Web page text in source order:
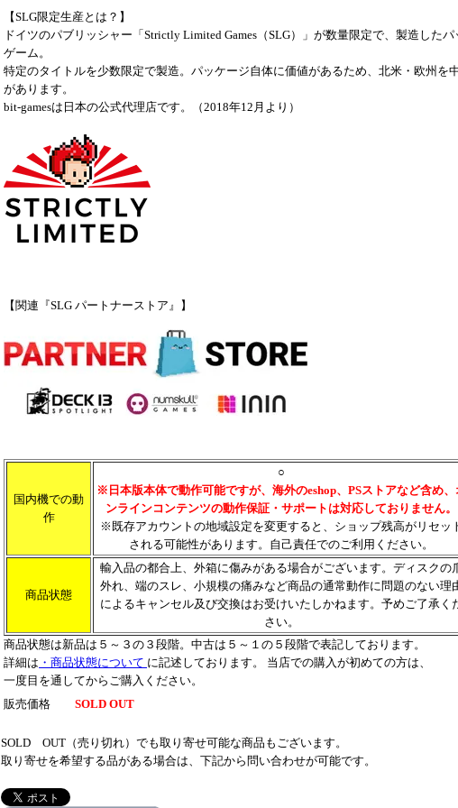
【SLG限定生産とは？】
ドイツのパブリッシャー「Strictly Limited Games（SLG）」が数量限定で、製造したパ
ゲーム。
特定のタイトルを少数限定で製造。パッケージ自体に価値があるため、北米・欧州を
があります。
bit-gamesは日本の公式代理店です。（2018年12月より）
【関連『SLG パートナーストア』】
国内機での動
作
○
※日本版本体で動作可能ですが、海外のeshop、PSストアなど含め、
ンラインコンテンツの動作保証・サポートは対応しておりません。
※既存アカウントの地域設定を変更すると、ショップ残高がリセッ
される可能性があります。自己責任でのご利用ください。
商品状態
輸入品の都合上、外箱に傷みがある場合がございます。ディスクの
外れ、端のスレ、小規模の痛みなど商品の通常動作に問題のない理
によるキャンセル及び交換はお受けいたしかねます。予めご了承く
さい。
商品状態は新品は５～３の３段階。中古は５～１の５段階で表記しております。
詳細は ・商品状態について に記述しております。 当店での購入が初めての方は、
一度目を通してからご購入ください。
販売価格
SOLD OUT
SOLD OUT（売り切れ）でも取り寄せ可能な商品もございます。
取り寄せを希望する品がある場合は、下記から問い合わせが可能です。